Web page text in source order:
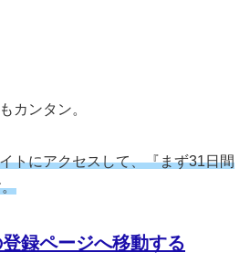
カンタン。
トにアクセスして、『まず31日間
録ページへ移動する